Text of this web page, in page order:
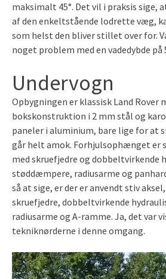
maksimalt 45°. Det vil i praksis sige,
af den enkeltstående lodrette væg,
som helst den bliver stillet over for.
noget problem med en vadedybde på
Undervogn
Opbygningen er klassisk Land Rover
bokskonstruktion i 2 mm stål og
paneler i aluminium, bare lige for at
går helt amok. Forhjulsophænget er
med skruefjedre og dobbeltvirkende
støddæmpere, radiusarme og
så at sige, er der er anvendt stiv
skruefjedre, dobbeltvirkende
radiusarme og A-ramme. Ja, det var
tekniknørderne i denne omgang.